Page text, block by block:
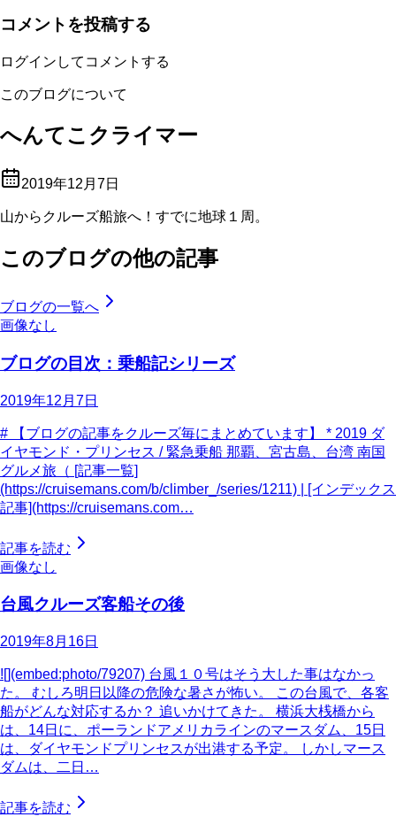
コメントを投稿する
ログインしてコメントする
このブログについて
へんてこクライマー
2019年12月7日
山からクルーズ船旅へ！すでに地球１周。
このブログの他の記事
ブログの一覧へ
画像なし
ブログの目次：乗船記シリーズ
2019年12月7日
# 【ブログの記事をクルーズ毎にまとめています】 * 2019 ダ
イヤモンド・プリンセス / 緊急乗船 那覇、宮古島、台湾 南国
グルメ旅（ [記事一覧]
(https://cruisemans.com/b/climber_/series/1211) | [インデックス
記事](https://cruisemans.com…
記事を読む
画像なし
台風クルーズ客船その後
2019年8月16日
![](embed:photo/79207) 台風１０号はそう大した事はなかっ
た。 むしろ明日以降の危険な暑さが怖い。 この台風で、各客
船がどんな対応するか？ 追いかけてきた。 横浜大桟橋から
は、14日に、ポーランドアメリカラインのマースダム、15日
は、ダイヤモンドプリンセスが出港する予定。 しかしマース
ダムは、二日…
記事を読む